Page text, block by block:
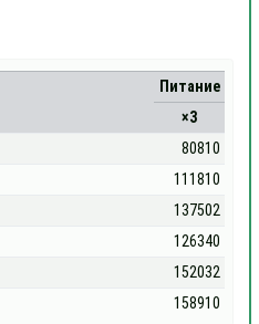
Питание
×3
80810
111810
137502
126340
152032
158910